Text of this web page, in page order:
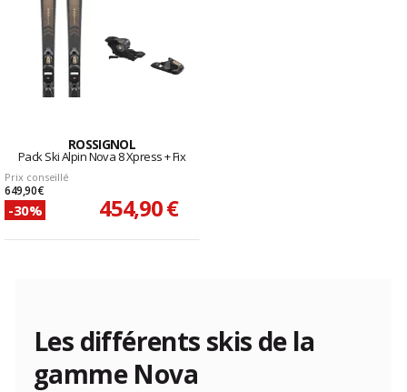
ROSSIGNOL
Pack Ski Alpin Nova 8 Xpress + Fix
Prix conseillé
649,90 €
-30% 454,90 €
Les différents skis de la
gamme Nova